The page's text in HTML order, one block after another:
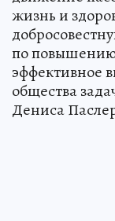
жизнь и
по повышению
эффективное
общества
Дениса